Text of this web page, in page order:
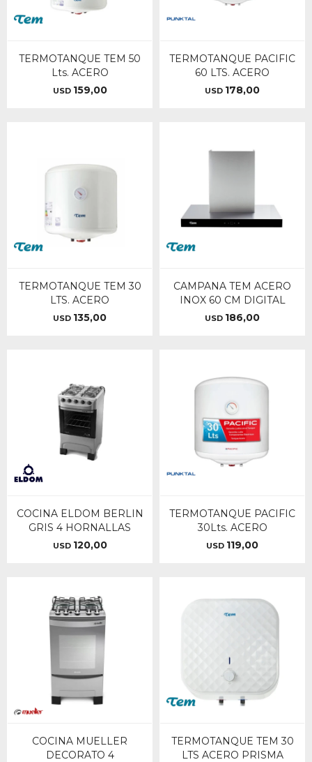
TERMOTANQUE TEM 50
Lts. ACERO
USD 159,00
TERMOTANQUE PACIFIC
60 LTS. ACERO
USD 178,00
TERMOTANQUE TEM 30
LTS. ACERO
USD 135,00
CAMPANA TEM ACERO
INOX 60 CM DIGITAL
USD 186,00
COCINA ELDOM BERLIN
GRIS 4 HORNALLAS
USD 120,00
TERMOTANQUE PACIFIC
30Lts. ACERO
USD 119,00
COCINA MUELLER
DECORATO 4
TERMOTANQUE TEM 30
LTS ACERO PRISMA